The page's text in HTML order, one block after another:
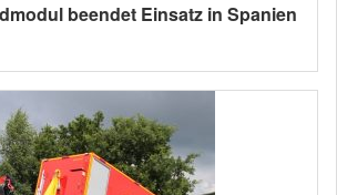
beendet Einsatz in Spanien